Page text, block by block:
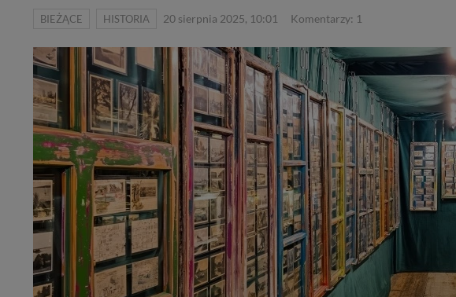
BIEŻĄCE HISTORIA 20 sierpnia 2025, 10:01 Komentarzy: 1